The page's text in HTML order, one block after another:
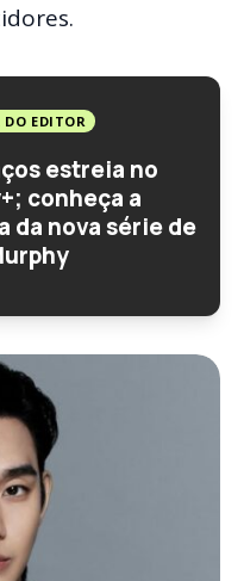
DO EDITOR
estreia no
conheça a
da nova série de